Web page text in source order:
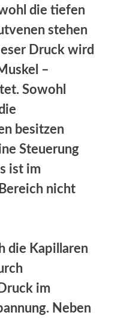
die tiefen
stehen
Druck wird
–
Sowohl
besitzen
Steuerung
ist im
nicht
die Kapillaren
im
Neben